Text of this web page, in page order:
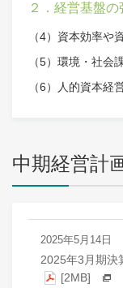
２．経営基盤の
（4）資本効率や
（5）環境・社会
（6）人的資本経
中期経営計
2025年5月14日
2025年3月期決
[2MB]